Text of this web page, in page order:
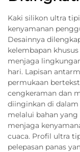
Kaki silikon ultra
kenyamanan
Desainnya
kelembapan
menjaga
hari. Lapisan
permukaan
cengkeraman dan
diinginkan di dalam
melalui bahan
menjaga
cuaca. Profil ultra
pelepasan panas